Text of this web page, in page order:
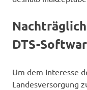
DTS-
Um dem Interesse
Landesversorgung